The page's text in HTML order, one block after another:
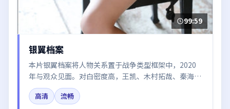
99:59
银翼档案
本片银翼档案将人物关系置于战争类型框架中，2020
年与观众见面。对白密度高，王凯、木村拓哉、秦海
璐、廖凡、肖战的台词节奏值得关注；整体气质偏泰国
都市与冷色调摄影。
高清
流畅